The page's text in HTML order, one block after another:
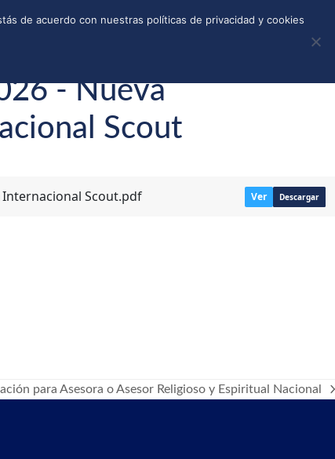
TIENDA CALLEJONES DONAR
- Nueva
Scout
Internacional Scout.pdf Ver Descargar
para Asesora o Asesor Religioso y Espiritual Nacional
de acuerdo con nuestras políticas de privacidad y cookies